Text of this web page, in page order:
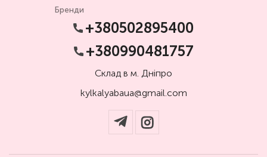
Бренди
+380502895400
+380990481757
Склад в м. Дніпро
kylkalyabaua@gmail.com